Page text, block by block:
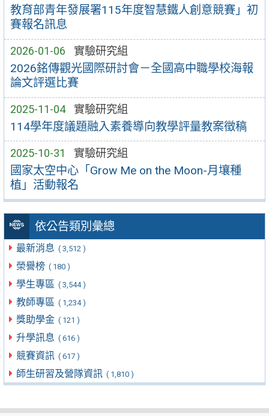
教育部青年發展署115年度智慧鐵人創意競賽」初
賽報名訊息
2026-01-06 實驗研究組
2026銘傳觀光國際研討會－全國高中職學校海報
論文評選比賽
2025-11-04 實驗研究組
114學年度議題融入素養導向教學評量教案徵稿
2025-10-31 實驗研究組
國家太空中心「Grow Me on the Moon-月壤種
植」活動報名
依公告類別彙總
最新消息 ( 3,512 )
榮譽榜 ( 180 )
學生專區 ( 3,544 )
教師專區 ( 1,234 )
獎助學金 ( 121 )
升學訊息 ( 616 )
競賽資訊 ( 617 )
師生研習及營隊資訊 ( 1,810 )